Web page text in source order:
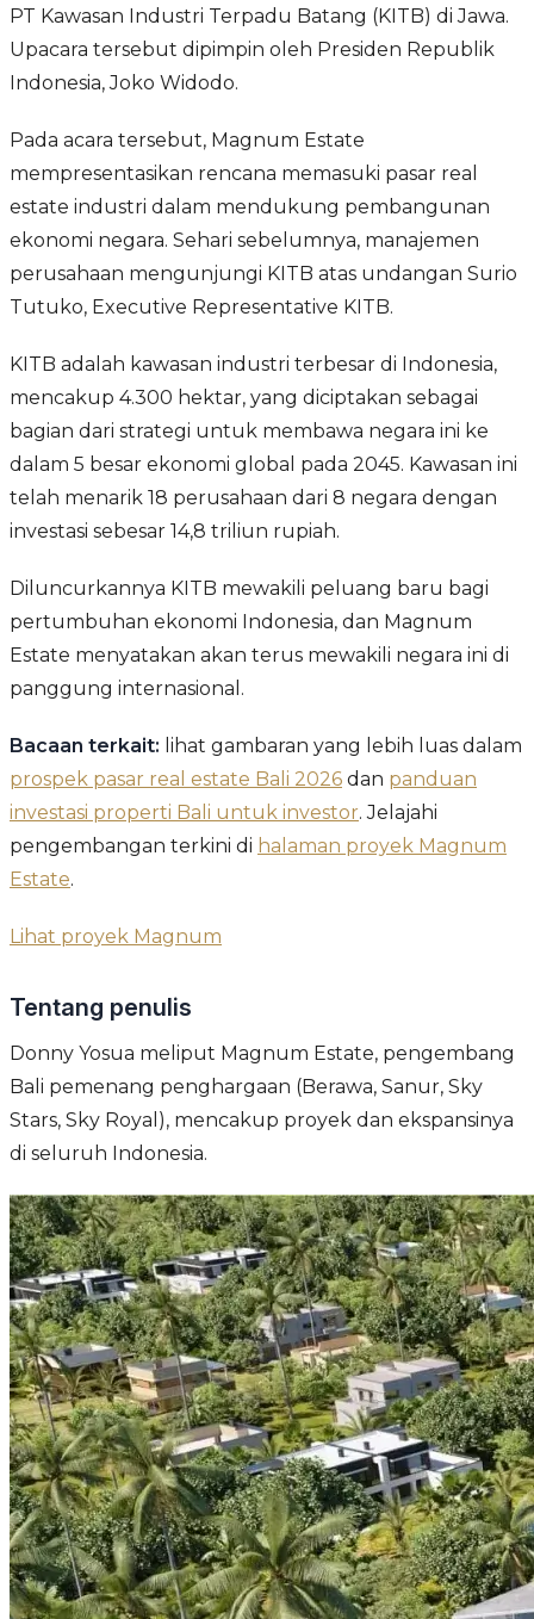
PT Kawasan Industri Terpadu Batang (KITB) di Jawa.
Upacara tersebut dipimpin oleh Presiden Republik
Indonesia, Joko Widodo.
Pada acara tersebut, Magnum Estate
mempresentasikan rencana memasuki pasar real
estate industri dalam mendukung pembangunan
ekonomi negara. Sehari sebelumnya, manajemen
perusahaan mengunjungi KITB atas undangan Surio
Tutuko, Executive Representative KITB.
KITB adalah kawasan industri terbesar di Indonesia,
mencakup 4.300 hektar, yang diciptakan sebagai
bagian dari strategi untuk membawa negara ini ke
dalam 5 besar ekonomi global pada 2045. Kawasan ini
telah menarik 18 perusahaan dari 8 negara dengan
investasi sebesar 14,8 triliun rupiah.
Diluncurkannya KITB mewakili peluang baru bagi
pertumbuhan ekonomi Indonesia, dan Magnum
Estate menyatakan akan terus mewakili negara ini di
panggung internasional.
Bacaan terkait: lihat gambaran yang lebih luas dalam
prospek pasar real estate Bali 2026 dan panduan
investasi properti Bali untuk investor. Jelajahi
pengembangan terkini di halaman proyek Magnum
Estate.
Lihat proyek Magnum
Tentang penulis
Donny Yosua meliput Magnum Estate, pengembang
Bali pemenang penghargaan (Berawa, Sanur, Sky
Stars, Sky Royal), mencakup proyek dan ekspansinya
di seluruh Indonesia.